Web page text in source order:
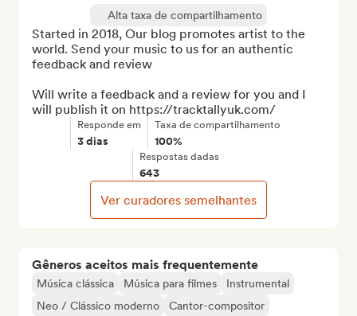
Gêneros aceitos mais frequentemente
Música clássica Música para filmes
Instrumental
Neo / Clássico moderno
Cantor-compositor
Alta taxa de compartilhamento
Started in 2018, Our blog promotes artist to the
world. Send your music to us for an authentic
feedback and review
Will write a feedback and a review for you and I
will publish it on https://tracktallyuk.com/
Responde em
3 dias
Taxa de compartilhamento
100%
Respostas dadas
643
Ver curadores semelhantes